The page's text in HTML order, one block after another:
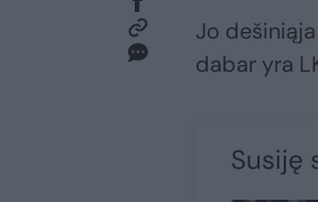
Jo
dabar yra
Susiję